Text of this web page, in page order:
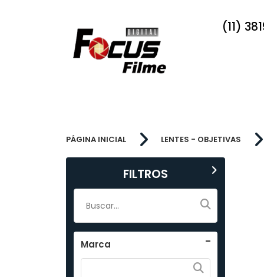
(11)
PÁGINA INICIAL LENTES - OBJETIVAS
FILTROS
Marca